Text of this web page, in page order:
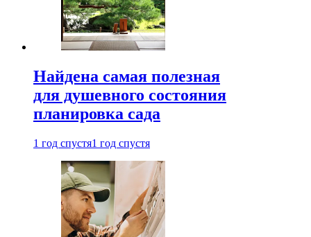
Найдена самая полезная
для душевного состояния
планировка сада
1 год спустя1 год спустя